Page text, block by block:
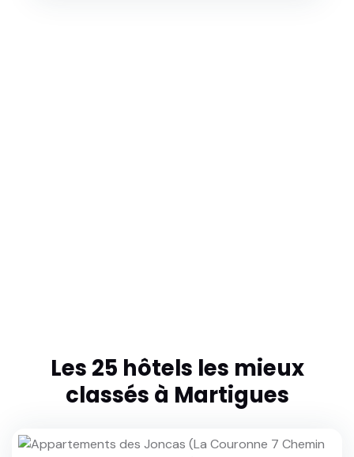
Les 25 hôtels les mieux
classés à Martigues